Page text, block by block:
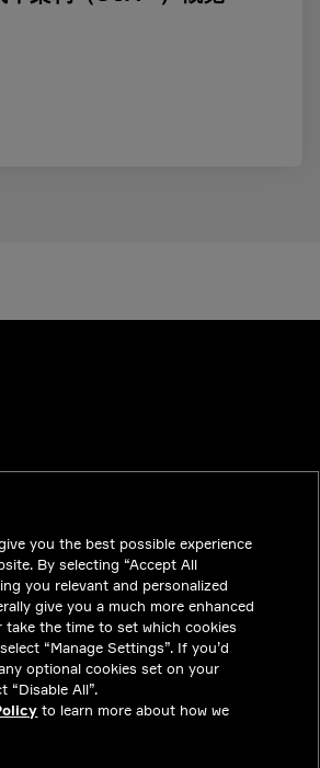
you the best possible experience
By selecting “Accept All
you relevant and personalized
give you a much more enhanced
take the time to set which cookies
“Manage Settings”. If you’d
optional cookies set on your
“Disable All”.
to learn more about how we